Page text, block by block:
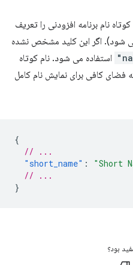
نام برنامه افزودنی را تعریف
توصیه می شود). اگر این کلید مشخص نشده
استفاده می شود. نام کوتاه
فضای کافی برای نمایش نام کامل
{
// ...
"short_name" :
"Short
// ...
}
بود؟